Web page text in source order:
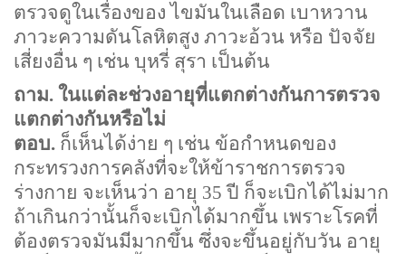
ตรวจดูในเรื่องของ ไขมันในเลือด เบาหวาน
ภาวะความดันโลหิตสูง ภาวะอ้วน หรือ ปัจจัย
เสี่ยงอื่น ๆ เช่น บุหรี่ สุรา เป็นต้น
ถาม. ในแต่ละช่วงอายุที่แตกต่างกันการตรวจ
แตกต่างกันหรือไม่
ตอบ. ก็เห็นได้ง่าย ๆ เช่น ข้อกำหนดของ
กระทรวงการคลังที่จะให้ข้าราชการตรวจ
ร่างกาย จะเห็นว่า อายุ 35ปี ก็จะเบิกได้ไม่มาก
ถ้าเกินกว่านั้นก็จะเบิกได้มากขึ้น เพราะโรคที่
ต้องตรวจมันมีมากขึ้น ซึ่งจะขึ้นอยู่กับวัน อายุ